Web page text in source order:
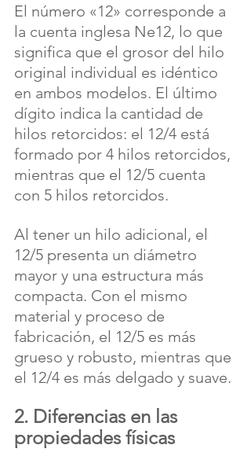
El número «12» corresponde a
la cuenta inglesa Ne12, lo que
significa que el grosor del hilo
original individual es idéntico
en ambos modelos. El último
dígito indica la cantidad de
hilos retorcidos: el 12/4 está
formado por 4 hilos retorcidos,
mientras que el 12/5 cuenta
con 5 hilos retorcidos.
Al tener un hilo adicional, el
12/5 presenta un diámetro
mayor y una estructura más
compacta. Con el mismo
material y proceso de
fabricación, el 12/5 es más
grueso y robusto, mientras que
el 12/4 es más delgado y suave.
2. Diferencias en las
propiedades físicas